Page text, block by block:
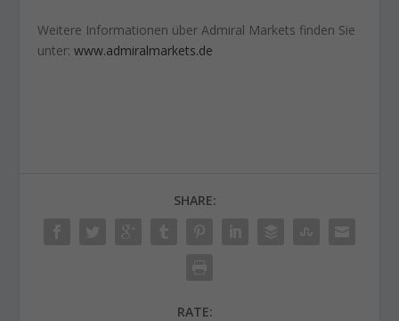
Weitere Informationen über Admiral Markets finden Sie
unter:www.admiralmarkets.de
SHARE:
RATE: